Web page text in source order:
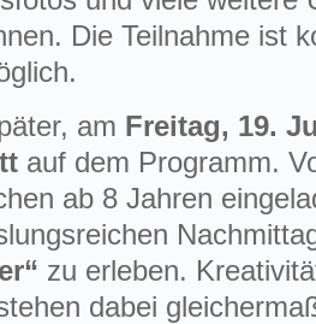
Die Teilnahme ist
am Freitag, 19.
auf dem Programm.
ab 8 Jahren
zu erleben.
dabei